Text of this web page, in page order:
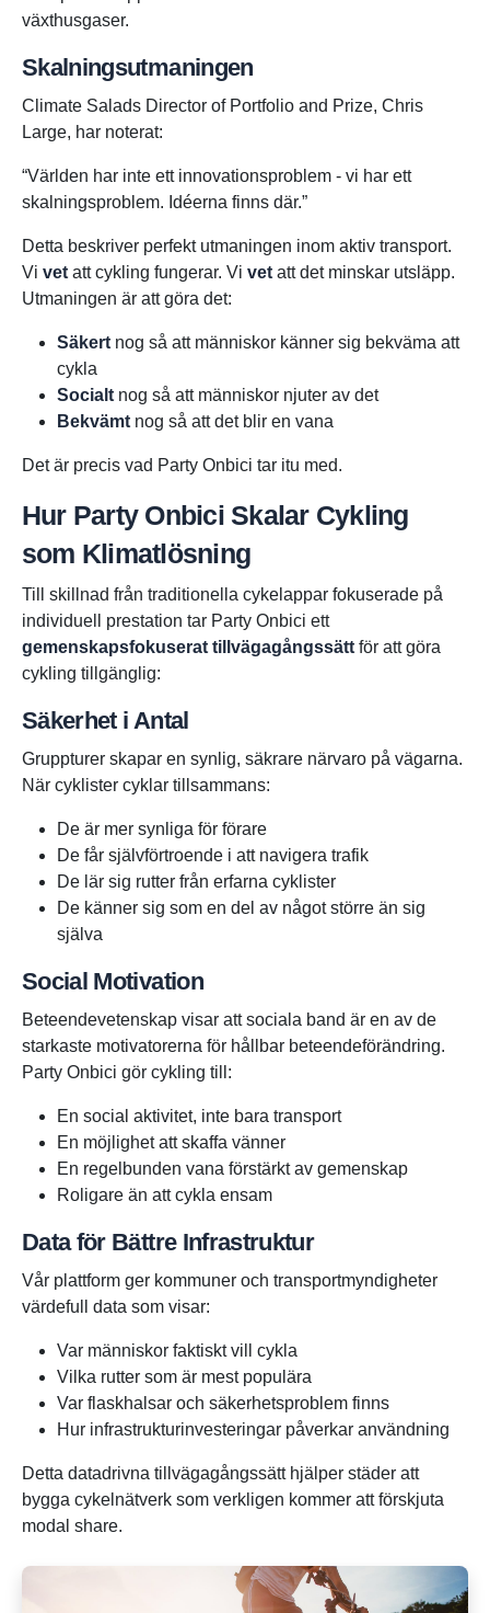
växthusgaser.
Skalningsutmaningen
Climate Salads Director of Portfolio and Prize, Chris
Large, har noterat:
“Världen har inte ett innovationsproblem - vi har ett
skalningsproblem. Idéerna finns där.”
Detta beskriver perfekt utmaningen inom aktiv transport.
Vi vet att cykling fungerar. Vi vet att det minskar utsläpp.
Utmaningen är att göra det:
Säkert nog så att människor känner sig bekväma att
cykla
Socialt nog så att människor njuter av det
Bekvämt nog så att det blir en vana
Det är precis vad Party Onbici tar itu med.
Hur Party Onbici Skalar Cykling
som Klimatlösning
Till skillnad från traditionella cykelappar fokuserade på
individuell prestation tar Party Onbici ett
gemenskapsfokuserat tillvägagångssätt för att göra
cykling tillgänglig:
Säkerhet i Antal
Gruppturer skapar en synlig, säkrare närvaro på vägarna.
När cyklister cyklar tillsammans:
De är mer synliga för förare
De får självförtroende i att navigera trafik
De lär sig rutter från erfarna cyklister
De känner sig som en del av något större än sig
själva
Social Motivation
Beteendevetenskap visar att sociala band är en av de
starkaste motivatorerna för hållbar beteendeförändring.
Party Onbici gör cykling till:
En social aktivitet, inte bara transport
En möjlighet att skaffa vänner
En regelbunden vana förstärkt av gemenskap
Roligare än att cykla ensam
Data för Bättre Infrastruktur
Vår plattform ger kommuner och transportmyndigheter
värdefull data som visar:
Var människor faktiskt vill cykla
Vilka rutter som är mest populära
Var flaskhalsar och säkerhetsproblem finns
Hur infrastrukturinvesteringar påverkar användning
Detta datadrivna tillvägagångssätt hjälper städer att
bygga cykelnätverk som verkligen kommer att förskjuta
modal share.